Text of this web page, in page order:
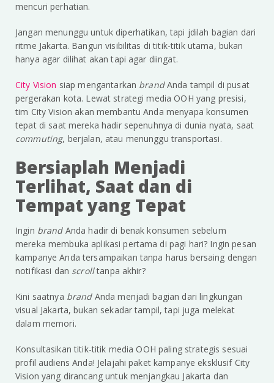
mencuri perhatian.
Jangan menunggu untuk diperhatikan, tapi jdilah bagian dari
ritme Jakarta. Bangun visibilitas di titik-titik utama, bukan
hanya agar dilihat akan tapi agar diingat.
City Vision siap mengantarkan brandAnda tampil di pusat
pergerakan kota. Lewat strategi media OOH yang presisi,
tim City Vision akan membantu Anda menyapa konsumen
tepat di saat mereka hadir sepenuhnya di dunia nyata, saat
commuting, berjalan, atau menunggu transportasi.
Bersiaplah Menjadi
Terlihat, Saat dan di
Tempat yang Tepat
Ingin brand Anda hadir di benak konsumen sebelum
mereka membuka aplikasi pertama di pagi hari? Ingin pesan
kampanye Anda tersampaikan tanpa harus bersaing dengan
notifikasi dan scrolltanpa akhir?
Kini saatnya brand Anda menjadi bagian dari lingkungan
visual Jakarta, bukan sekadar tampil, tapi juga melekat
dalam memori.
Konsultasikan titik-titik media OOH paling strategis sesuai
profil audiens Anda! Jelajahi paket kampanye eksklusif City
Vision yang dirancang untuk menjangkau Jakarta dan